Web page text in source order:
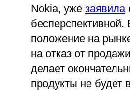
Nokia, уже заявила
положение на
на отказ от
делает
продукты не